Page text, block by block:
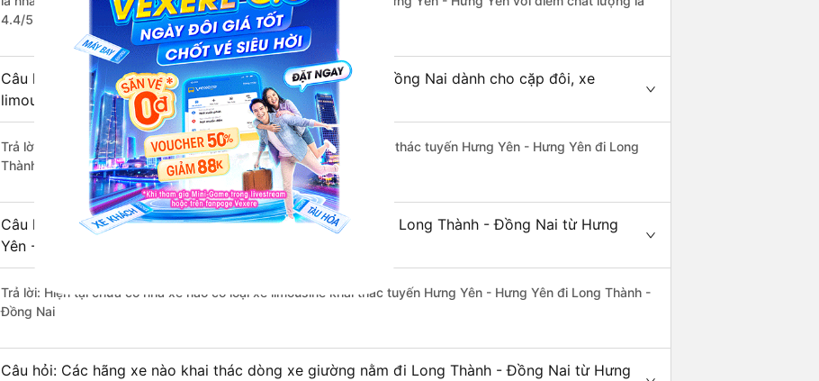
4.4/5 dựa trên 11 đánh giá của khách hàng).
Câu hỏi: Có loại xe Hưng Yên - Hưng Yên Long Thành - Đồng Nai dành cho cặp đôi, xe
limousine phòng đôi không?
Trả lời: Hiện tại chưa có nhà xe nào có loại xe giường nằm đôi khai thác tuyến Hưng Yên - Hưng Yên đi Long
Thành - Đồng Nai.
Câu hỏi: Các hãng xe nào khai thác dòng xe Limousine đi Long Thành - Đồng Nai từ Hưng
Yên - Hưng Yên?
Trả lời: Hiện tại chưa có nhà xe nào có loại xe limousine khai thác tuyến Hưng Yên - Hưng Yên đi Long Thành -
Đồng Nai
Câu hỏi: Các hãng xe nào khai thác dòng xe giường nằm đi Long Thành - Đồng Nai từ Hưng